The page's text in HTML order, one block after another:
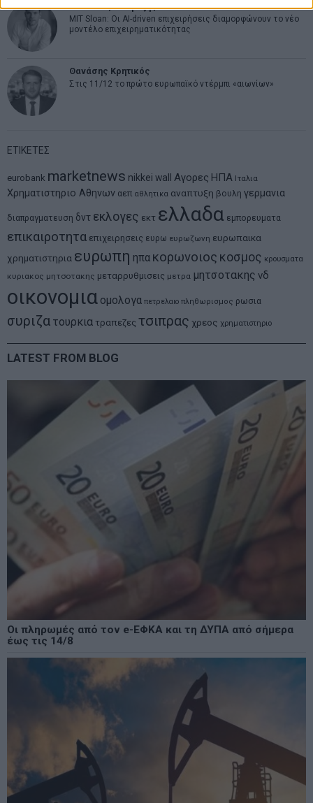
Νικόλαος Φουρτζής
MIT Sloan: Οι AI-driven επιχειρήσεις διαμορφώνουν το νέο
μοντέλο επιχειρηματικότητας
Θανάσης Κρητικός
Στις 11/12 το πρώτο ευρωπαϊκό ντέρμπι «αιωνίων»
ΕΤΙΚΕΤΕΣ
eurobank marketnews nikkei wall Αγορες ΗΠΑ Ιταλια
Χρηματιστηριο Αθηνων αεπ αθλητικα αναπτυξη βουλη γερμανια
διαπραγματευση δντ εκλογες εκτ ελλαδα εμπορευματα
επικαιροτητα επιχειρησεις ευρω ευρωζωνη ευρωπαικα
χρηματιστηρια ευρωπη ηπα κορωνοιος κοσμος κρουσματα
κυριακος μητσοτακης μεταρρυθμισεις μετρα μητσοτακης νδ
οικονομια ομολογα πετρελαιο πληθωρισμος ρωσια
συριζα τουρκια τραπεζες τσιπρας χρεος χρηματιστηριο
LATEST FROM BLOG
Οι πληρωμές από τον e-ΕΦΚΑ και τη ΔΥΠΑ από σήμερα
έως τις 14/8